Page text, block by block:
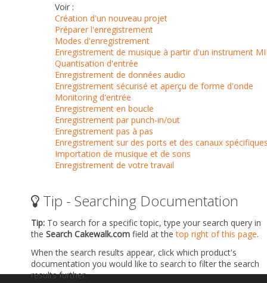
Voir :
Création d'un nouveau projet
Préparer l'enregistrement
Modes d'enregistrement
Enregistrement de musique à partir d'un instrument
Quantisation d'entrée
Enregistrement de données audio
Enregistrement sécurisé et aperçu de forme d'onde
Monitoring d'entrée
Enregistrement en boucle
Enregistrement par punch-in/out
Enregistrement pas à pas
Enregistrement sur des ports et des canaux
Importation de musique et de sons
Enregistrement de votre travail
Tip - Searching Documentation
Tip: To search for a specific topic, type your search query in
the Search Cakewalk.com field at thetop right of this page.
When the search results appear, click which product's
documentation you would like to search to filter the search
results further.